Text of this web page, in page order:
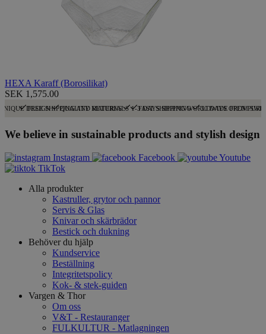
HEXA Karaff (Borosilikat)
SEK 1,575.00
DESIGN QUALITY MATERIALS FAST SHIPPING WORLDWIDE FROM
FREE SHIPPING AND RETURNS 1-3 DAYS SHIPPING 30 DAYS OPEN
We believe in sustainable products and stylish design
Instagram Facebook
Youtube
TikTok
Alla produkter
Kastruller, grytor och pannor
Servis & Glas
Knivar och skärbrädor
Bestick och dukning
Behöver du hjälp
Kundservice
Beställning
Integritetspolicy
Kok- & stek-guiden
Vargen & Thor
Om oss
V&T - Restauranger
FULKULTUR - Matlagningen